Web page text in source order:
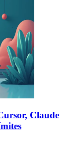
Claude